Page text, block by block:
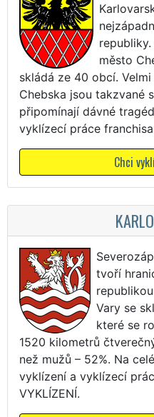
město
skládá ze 40 obcí.
Chebska jsou takzvané
připomínají dávné
vyklízecí práce
Chci
tvoří
Vary se
které se
1520 kilometrů
než mužů – 52%. Na
vyklízení a vyklízecí
VYKLÍZENÍ.